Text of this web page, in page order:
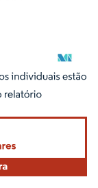
conforme CC BY 4.0.